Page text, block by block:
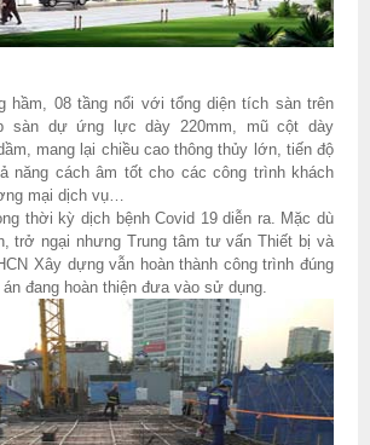
hầm, 08 tầng nổi với tổng diện tích sàn trên
sàn dự ứng lực dày 220mm, mũ cột dày
mang lại chiều cao thông thủy lớn, tiến độ
năng cách âm tốt cho các công trình khách
mại dịch vụ…
thời kỳ dịch bệnh Covid 19 diễn ra. Mặc dù
trở ngại nhưng Trung tâm tư vấn Thiết bị và
Xây dựng vẫn hoàn thành công trình đúng
đang hoàn thiện đưa vào sử dụng.